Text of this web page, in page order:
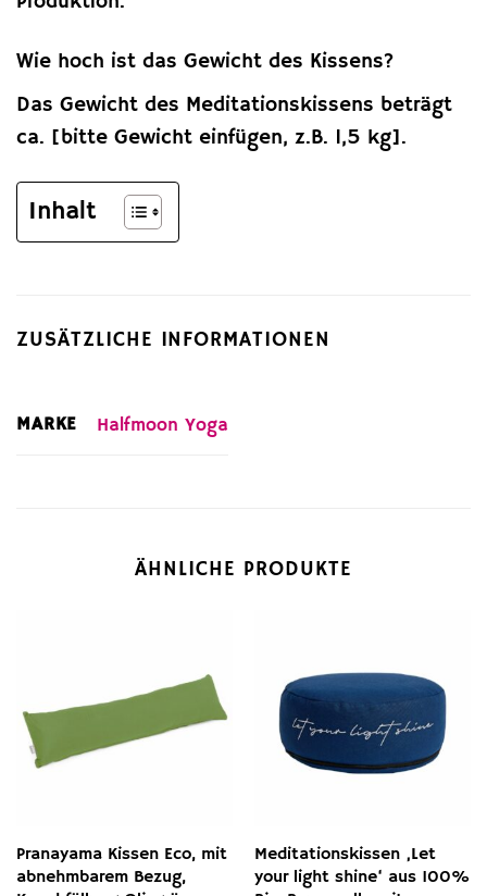
Wie hoch ist das Gewicht des Kissens?
Das Gewicht des Meditationskissens beträgt
ca. [bitte Gewicht einfügen, z.B. 1,5 kg].
Inhalt
ZUSÄTZLICHE INFORMATIONEN
MARKE Halfmoon Yoga
ÄHNLICHE PRODUKTE
Pranayama Kissen Eco, mit
abnehmbarem Bezug,
Meditationskissen ‚Let
your light shine‘ aus 100%